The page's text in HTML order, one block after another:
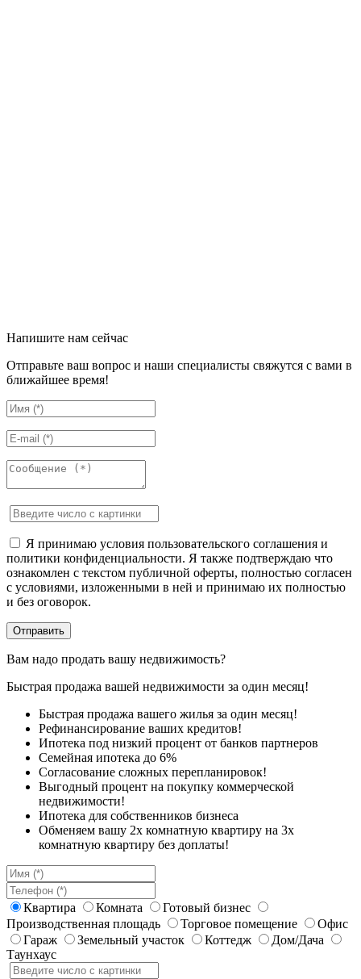
Напишите нам сейчас
Отправьте ваш вопрос и наши специалисты свяжутся с вами в
ближайшее время!
Я принимаю условия пользовательского соглашения и
политики конфиденциальности. Я также подтверждаю что
ознакомлен с текстом публичной оферты, полностью согласен
с условиями, изложенными в ней и принимаю их полностью
и без оговорок.
Вам надо продать вашу недвижимость?
Быстрая продажа вашей недвижимости за один месяц!
Быстрая продажа вашего жилья за один месяц!
Рефинансирование ваших кредитов!
Ипотека под низкий процент от банков партнеров
Семейная ипотека до 6%
Согласование сложных перепланировок!
Выгодный процент на покупку коммерческой
недвижимости!
Ипотека для собственников бизнеса
Обменяем вашу 2х комнатную квартиру на 3х
комнатную квартиру без доплаты!
Квартира Комната
Готовый бизнес
Производственная площадь
Торговое помещение
Офис
Гараж
Земельный участок Коттедж
Дом/Дача
Таунхаус